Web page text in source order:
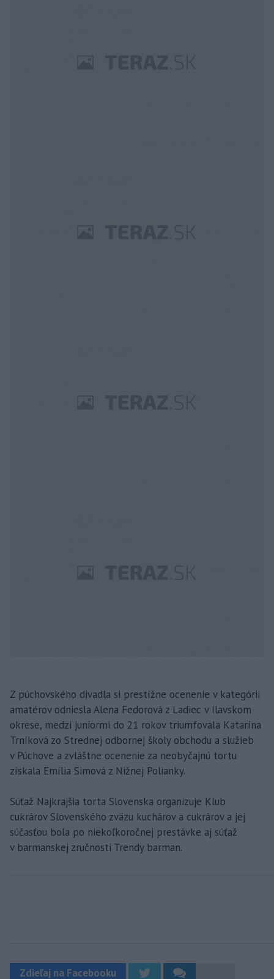
Z púchovského divadla si prestížne ocenenie v kategórii
amatérov odniesla Alena Fedorová z Ladiec v Ilavskom
okrese, medzi juniormi do 21 rokov triumfovala Katarína
Trníková zo Strednej odbornej školy obchodu a služieb
v Púchove a zvláštne ocenenie za neobyčajnú tortu
získala Emília Simová z Nižnej Polianky.
Súťaž Najkrajšia torta Slovenska organizuje Klub
cukrárov Slovenského zväzu kuchárov a cukrárov a jej
súčasťou bola po niekoľkoročnej prestávke aj súťaž
v barmanskej zručnosti Trendy barman.
Zdieľaj na Facebooku